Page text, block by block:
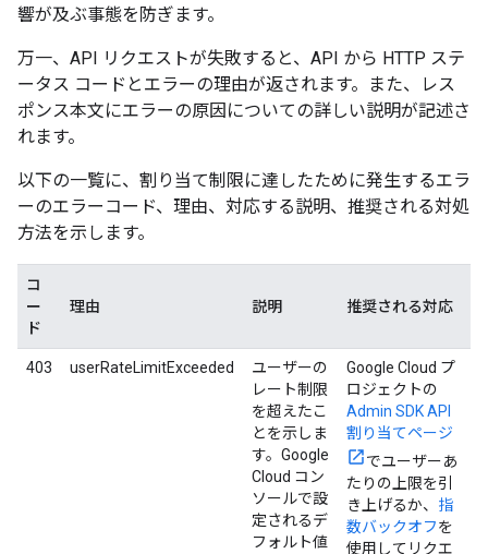
響が及ぶ事態を防ぎます。
万一、API リクエストが失敗すると、API から HTTP ステ
ータス コードとエラーの理由が返されます。また、レス
ポンス本文にエラーの原因についての詳しい説明が記述さ
れます。
以下の一覧に、割り当て制限に達したために発生するエラ
ーのエラーコード、理由、対応する説明、推奨される対処
方法を示します。
コ
ー
ド
理由 説明 推奨される対応
403 userRateLimitExceeded
ユーザーの
レート制限
を超えたこ
とを示しま
す。Google
Cloud コン
ソールで設
定されるデ
フォルト値
Google Cloud プ
ロジェクトの
Admin SDK API
割り当てページ
でユーザーあ
たりの上限を引
き上げるか、 指
数バックオフを
使用してリクエ